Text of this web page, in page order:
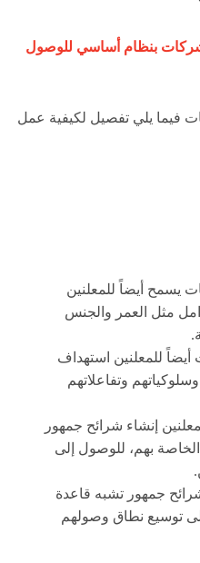
بنظام أساسي للوصول
فيما يلي تفصيل لكيفية عمل
يسمح أيضاً للمعلنين
مثل العمر والجنس
للمعلنين استهداف
وتفاعلاتهم
إنشاء شرائح جمهور
بهم، للوصول إلى
جمهور تشبه قاعدة
توسيع نطاق وصولهم